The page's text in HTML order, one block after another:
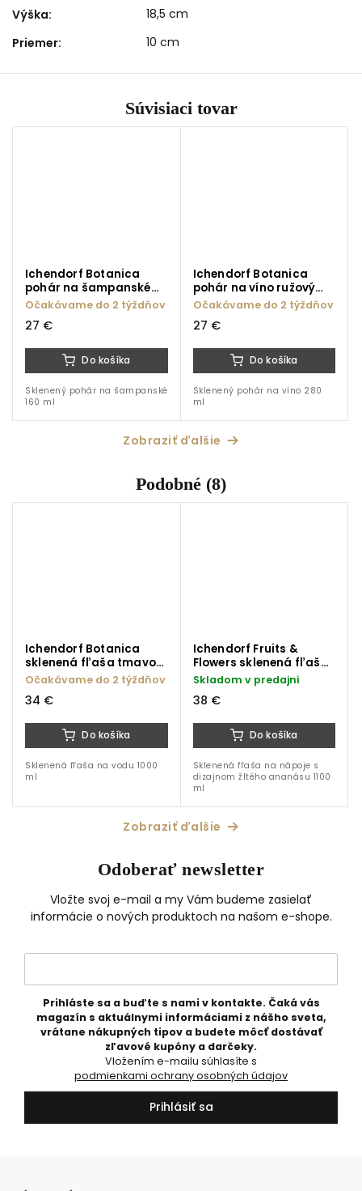
Výška:
18,5 cm
Priemer: 10 cm
Súvisiaci tovar
Ichendorf Botanica
pohár na šampanské
biely kvet 160 ml
Očakávame do 2 týždňov
27 €
Do košíka
Sklenený pohár na šampanské
160 ml
Ichendorf Botanica
pohár na víno ružový
kvet 280 ml
Očakávame do 2 týždňov
27 €
Do košíka
Sklenený pohár na víno 280
ml
Zobraziť ďalšie
Podobné (8)
Ichendorf Botanica
sklenená fľaša tmavo
modrý kvet 1000 ml
Očakávame do 2 týždňov
34 €
Do košíka
Sklenená fľaša na vodu 1000
ml
Ichendorf Fruits &
Flowers sklenená fľaša
ananás 1100 ml
Skladom v predajni
38 €
Do košíka
Sklenená fľaša na nápoje s
dizajnom žltého ananásu 1100
ml
Zobraziť ďalšie
Odoberať newsletter
Vložte svoj e-mail a my Vám budeme zasielať
informácie o nových produktoch na našom e-shope.
Prihláste sa a buďte s nami v kontakte. Čaká vás
magazín s aktuálnymi informáciami z nášho sveta,
vrátane nákupných tipov a budete môcť dostávať
zľavové kupóny a darčeky.
podmienkami ochrany osobných údajov
Prihlásiť sa